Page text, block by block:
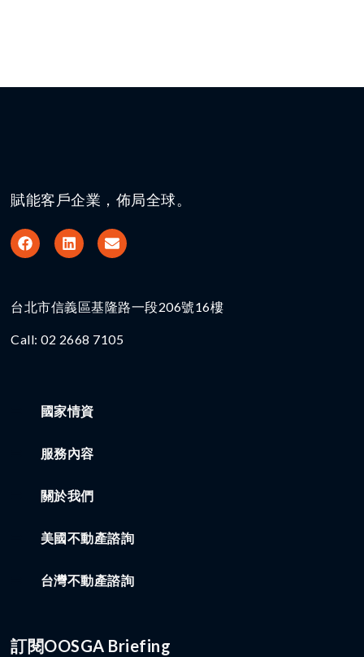
賦能客戶企業，佈局全球。
台北市信義區基隆路一段206號16樓​
Call: 02 2668 7105
國家情資
服務內容
關於我們
美國不動產諮詢
台灣不動產諮詢
訂閱OOSGA Briefing